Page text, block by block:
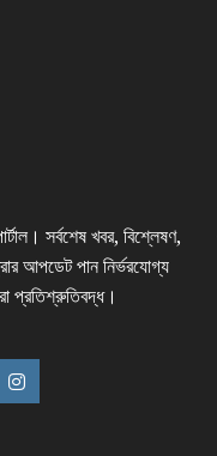
সর্বশেষ খবর, বিশ্লেষণ,
আপডেট পান নির্ভরযোগ্য
প্রতিশ্রুতিবদ্ধ।